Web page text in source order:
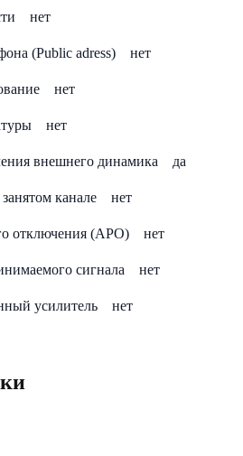
нет
(Public adress) нет
нет
нет
внешнего динамика да
канале нет
отключения (АРО) нет
сигнала нет
усилитель нет